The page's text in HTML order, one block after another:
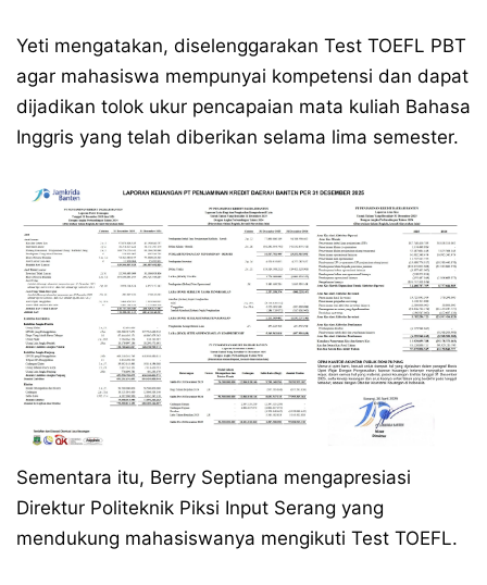
Yeti mengatakan, diselenggarakan Test TOEFL PBT
agar mahasiswa mempunyai kompetensi dan dapat
dijadikan tolok ukur pencapaian mata kuliah Bahasa
Inggris yang telah diberikan selama lima semester.
Sementara itu, Berry Septiana mengapresiasi
Direktur Politeknik Piksi Input Serang yang
mendukung mahasiswanya mengikuti Test TOEFL.